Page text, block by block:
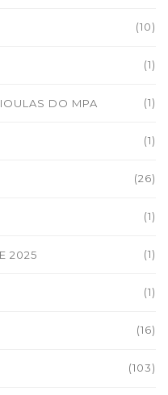
(10)
(1)
DO MPA (1)
(1)
(26)
(1)
2025 (1)
(1)
(16)
(103)